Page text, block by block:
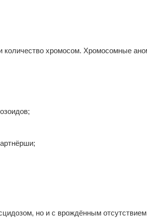
количество хромосом. Хромосомные
но и с врождённым